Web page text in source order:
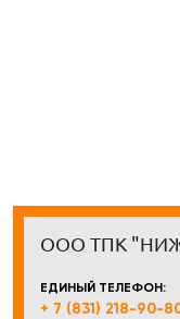
ООО ТПК
ЕДИНЫЙ ТЕЛЕФОН:
+ 7 (831) 218-90-